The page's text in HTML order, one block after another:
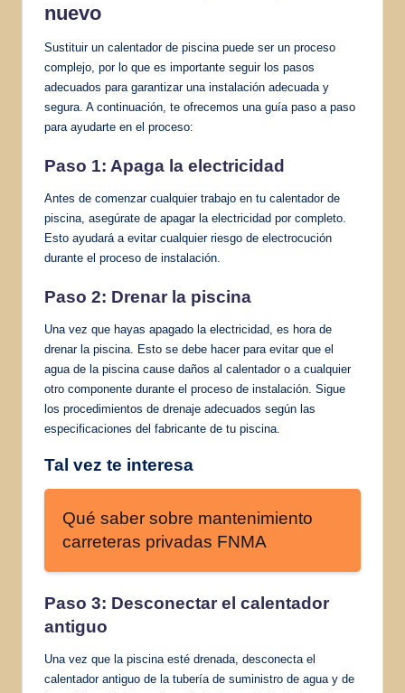
nuevo
Sustituir un calentador de piscina puede ser un proceso
complejo, por lo que es importante seguir los pasos
adecuados para garantizar una instalación adecuada y
segura. A continuación, te ofrecemos una guía paso a paso
para ayudarte en el proceso:
Paso 1: Apaga la electricidad
Antes de comenzar cualquier trabajo en tu calentador de
piscina, asegúrate de apagar la electricidad por completo.
Esto ayudará a evitar cualquier riesgo de electrocución
durante el proceso de instalación.
Paso 2: Drenar la piscina
Una vez que hayas apagado la electricidad, es hora de
drenar la piscina. Esto se debe hacer para evitar que el
agua de la piscina cause daños al calentador o a cualquier
otro componente durante el proceso de instalación. Sigue
los procedimientos de drenaje adecuados según las
especificaciones del fabricante de tu piscina.
Tal vez te interesa
Qué saber sobre mantenimiento
carreteras privadas FNMA
Paso 3: Desconectar el calentador
antiguo
Una vez que la piscina esté drenada, desconecta el
calentador antiguo de la tubería de suministro de agua y de